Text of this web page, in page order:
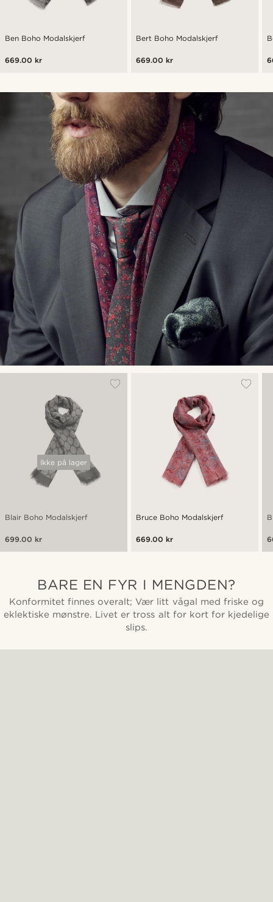
Ben Boho Modalskjerf
669.00 kr
Bert Boho Modalskjerf
669.00 kr
Ikke på lager
Blair Boho Modalskjerf
699.00 kr
Bruce Boho Modalskjerf
669.00 kr
BARE EN FYR I MENGDEN?
Konformitet finnes overalt; Vær litt vågal med friske og
eklektiske mønstre. Livet er tross alt for kort for kjedelige
slips.